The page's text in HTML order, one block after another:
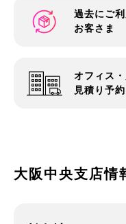
過去にご
お客さま
オフィス
見積り予約
大阪中央支店情